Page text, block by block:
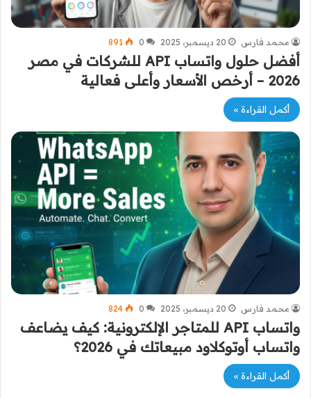
محمد فارس 20 ديسمبر، 2025 0
891
أفضل حلول واتساب API للشركات في مصر
2026 – أرخص الأسعار وأعلى فعالية
أكمل القراءة »
محمد فارس 20 ديسمبر، 2025 0
824
واتساب API للمتاجر الإلكترونية: كيف يضاعف
واتساب أوتوكلاود مبيعاتك في 2026؟
أكمل القراءة »